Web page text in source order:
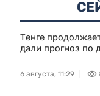
Тенге
дали прогноз по
6 августа, 11:29